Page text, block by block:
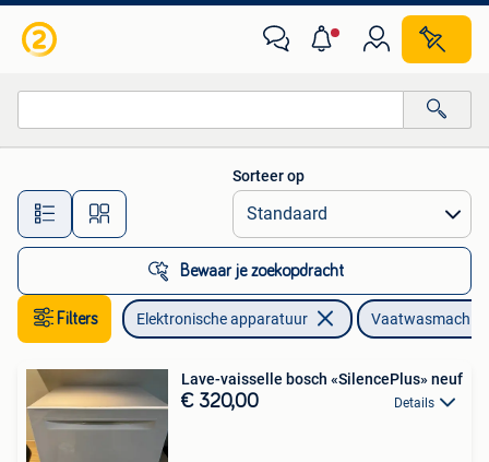
Alle afstanden…
Sorteer op
Bewaar je zoekopdracht
Filters Elektronische apparatuur
Lave-vaisselle bosch «SilencePlus» neuf
€ 320,00 Details